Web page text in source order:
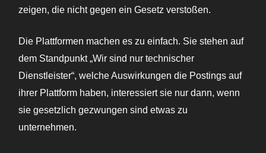
zeigen, die nicht gegen ein Gesetz verstoßen.
Die Plattformen machen es zu einfach. Sie stehen auf
dem Standpunkt „Wir sind nur technischer
Dienstleister“, welche Auswirkungen die Postings auf
ihrer Plattform haben, interessiert sie nur dann, wenn
sie gesetzlich gezwungen sind etwas zu
unternehmen.